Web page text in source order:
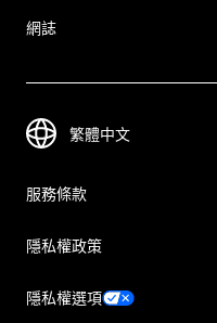
網誌
服務條款
隱私權政策
隱私權選項